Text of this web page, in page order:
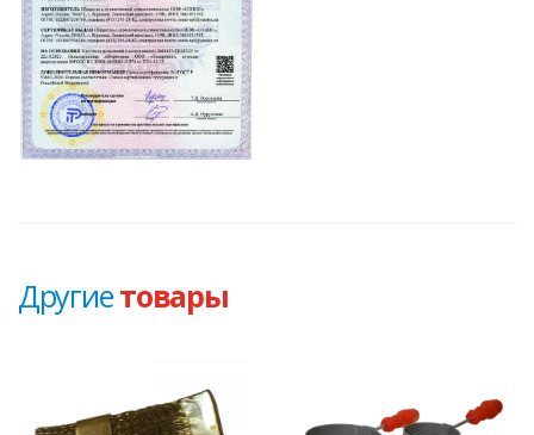
Другиетовары